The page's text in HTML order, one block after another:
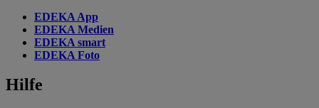
EDEKA App
EDEKA Medien
EDEKA smart
EDEKA Foto
Hilfe